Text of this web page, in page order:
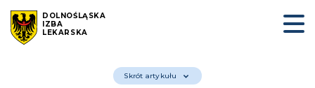
DOLNOŚLĄSKA
IZBA
LEKARSKA
Skrót artykułu